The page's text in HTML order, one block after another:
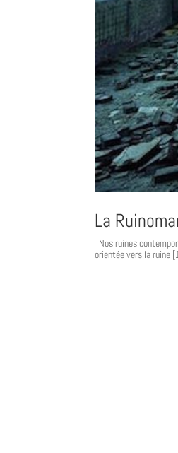
La
Nos ruines
orientée vers la ruine